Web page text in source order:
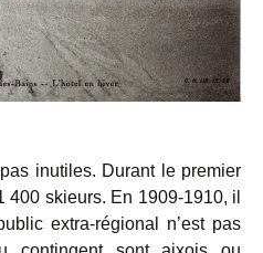
inutiles. Durant le premier
400 skieurs. En 1909-1910, il
extra-régional n’est pas